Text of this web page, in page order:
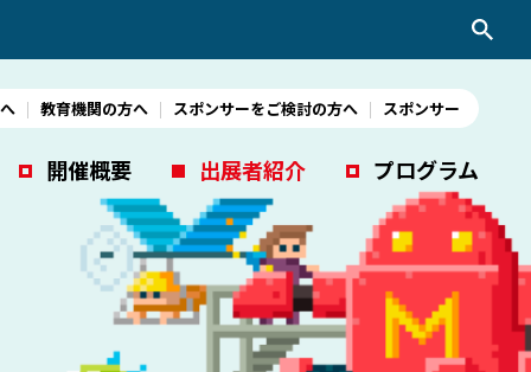
教育機関の方へ スポンサーをご検討の方へ スポンサー
開催概要 出展者紹介 プログラム